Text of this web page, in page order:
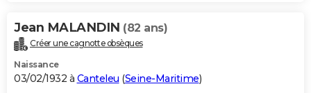
Jean MALANDIN (82 ans)
Créer une cagnotte obsèques
Naissance
03/02/1932 à Canteleu (Seine-Maritime)